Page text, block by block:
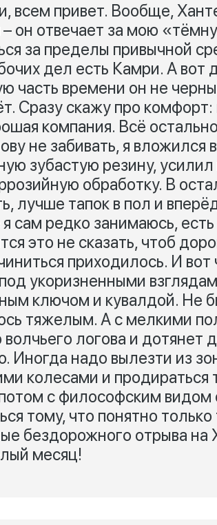
всем привет. Вообще,
он отвечает за мою
за пределы привычной
дел есть Камри. А вот
часть времени он не
Сразу скажу про
компания. Всё
не забивать, я
зубастую резину,
обработку. В
лучше тапок в пол и
сам редко занимаюсь,
это не сказать, чтоб
приходилось. И
под укоризненными
ключом и кувалдой. Не
тяжелым. А с мелкими
логова и дотянет
Иногда надо вылезти из
колесами и продираться
с философским видом
тому, что понятно
бездорожного отрыва
месяц!